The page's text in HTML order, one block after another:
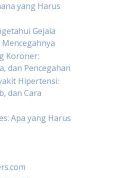
yang Harus
Gejala
Koroner:
dan Pencegahan
Hipertensi:
dan Cara
Apa yang Harus